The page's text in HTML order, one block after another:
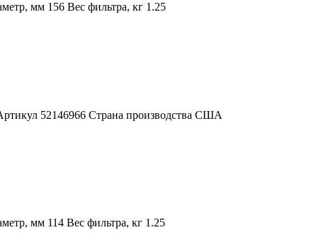
мм 156 Вес фильтра, кг 1.25
52146966 Страна производства США
мм 114 Вес фильтра, кг 1.25